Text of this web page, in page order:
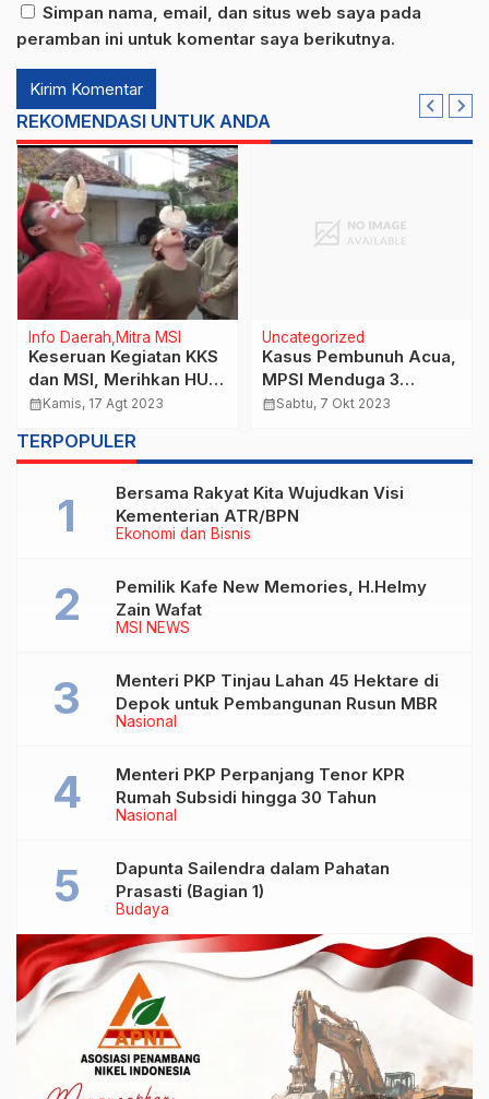
Simpan nama, email, dan situs web saya pada
peramban ini untuk komentar saya berikutnya.
REKOMENDASI UNTUK ANDA
Info Daerah Mitra MSI
Keseruan Kegiatan KKS
dan MSI, Merihkan HUT
Kemerdekaan ke_78
calendar_monthKamis, 17 Agt 2023
Uncategorized
Kasus Pembunuh Acua,
MPSI Menduga 3
Tersangka Diloloskan
calendar_monthSabtu, 7 Okt 2023
TERPOPULER
Ekonomi dan Bisnis
Bersama Rakyat Kita Wujudkan Visi
Kementerian ATR/BPN
MSI NEWS
Pemilik Kafe New Memories, H.Helmy
Zain Wafat
Nasional
Menteri PKP Tinjau Lahan 45 Hektare di
Depok untuk Pembangunan Rusun MBR
Nasional
Menteri PKP Perpanjang Tenor KPR
Rumah Subsidi hingga 30 Tahun
Budaya
Dapunta Sailendra dalam Pahatan
Prasasti (Bagian 1)